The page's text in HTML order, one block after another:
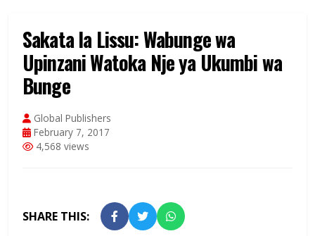
Sakata la Lissu: Wabunge wa
Upinzani Watoka Nje ya Ukumbi wa
Bunge
Global Publishers
February 7, 2017
4,568 views
SHARE THIS: